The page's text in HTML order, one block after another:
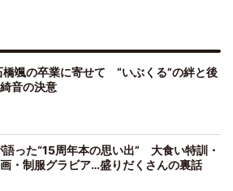
颯の卒業に寄せて “いぶくる”の絆と後
音の決意
った“15周年本の思い出” 大食い特訓・
・制服グラビア…盛りだくさんの裏話